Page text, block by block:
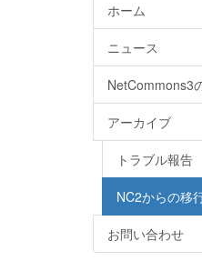
ホーム
ニュース
NetCommons3
アーカイブ
トラブル報告
NC2からの移
お問い合わせ